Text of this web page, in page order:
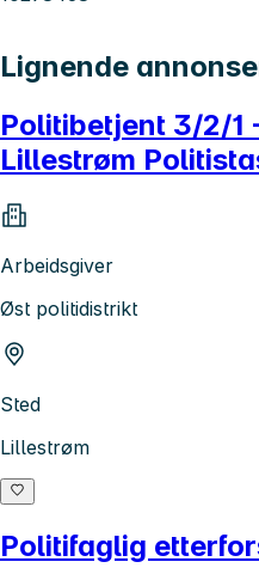
Lignende
Politibetjent 3/2/
Lillestrøm
Arbeidsgiver
Øst politidistrikt
Sted
Lillestrøm
Politifaglig